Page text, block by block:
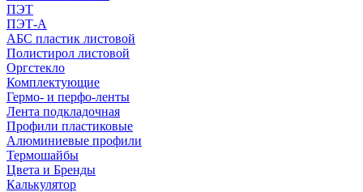
ПЭТ
ПЭТ-А
АБС пластик листовой
Полистирол листовой
Оргстекло
Комплектующие
Гермо- и перфо-ленты
Лента подкладочная
Профили пластиковые
Алюминиевые профили
Термошайбы
Цвета и Бренды
Калькулятор